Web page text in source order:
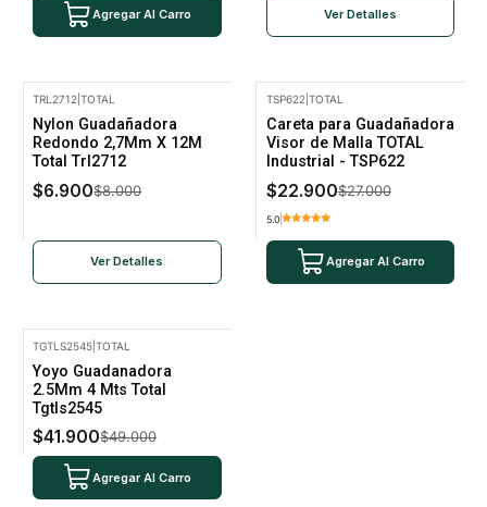
Agregar Al Carro Ver Detalles
No disponible
TRL2712 |TOTAL
Nylon Guadañadora
Redondo 2,7Mm X 12M
Total Trl2712
$6.900$8.000
Ver Detalles
TSP622| TOTAL
Careta para Guadañadora
Visor de Malla TOTAL
Industrial - TSP622
$22.900$27.000
5.0
Agregar Al Carro
TGTLS2545 |TOTAL
Yoyo Guadanadora
2.5Mm 4 Mts Total
Tgtls2545
$41.900$49.000
Agregar Al Carro